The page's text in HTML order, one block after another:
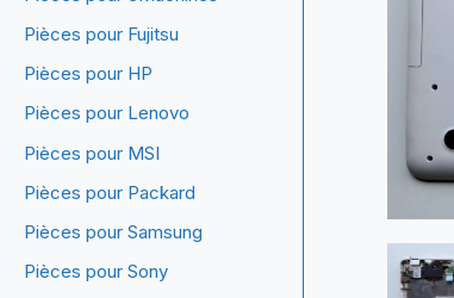
Pièces pour Fujitsu
Pièces pour HP
Pièces pour Lenovo
Pièces pour MSI
Pièces pour Packard
Pièces pour Samsung
Pièces pour Sony